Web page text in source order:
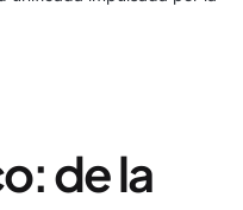
de la